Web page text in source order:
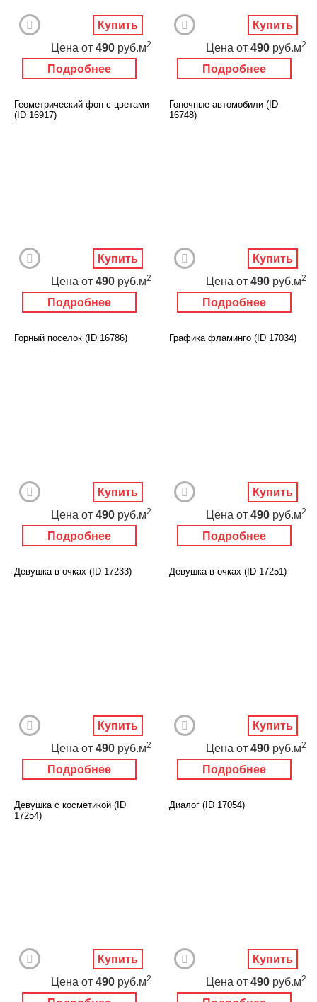
Подробнее
Цена от 490 руб.м2
Купить
Подробнее
Цена от 490 руб.м2
Купить
Геометрический фон с цветами
(ID 16917)
Подробнее
Цена от 490 руб.м2
Купить
Гоночные автомобили (ID
16748)
Подробнее
Цена от 490 руб.м2
Купить
Горный поселок (ID 16786)
Подробнее
Цена от 490 руб.м2
Купить
Графика фламинго (ID 17034)
Подробнее
Цена от 490 руб.м2
Купить
Девушка в очках (ID 17233)
Подробнее
Цена от 490 руб.м2
Купить
Девушка в очках (ID 17251)
Подробнее
Цена от 490 руб.м2
Купить
Девушка с косметикой (ID
17254)
Цена от 490 руб.м2
Купить
Диалог (ID 17054)
Цена от 490 руб.м2
Купить